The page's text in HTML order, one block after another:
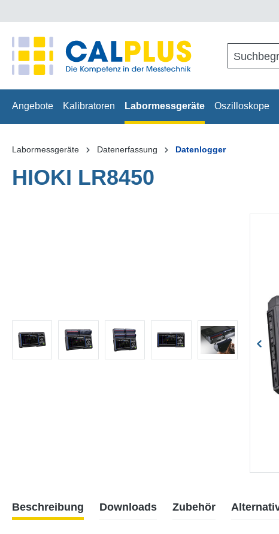
Angebote Kalibratoren Labormessgeräte Oszilloskope
Labormessgeräte Datenerfassung Datenlogger
HIOKI LR8450
Beschreibung Downloads Zubehör